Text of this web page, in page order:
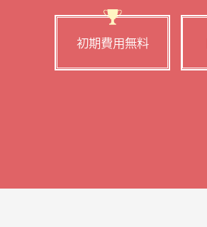
初期費用無料